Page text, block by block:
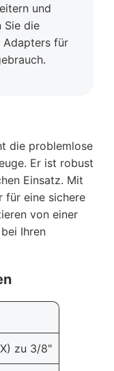
und
Sie die
Adapters für
die problemlose
Er ist robust
Einsatz. Mit
für eine sichere
von einer
Ihren
zu 3/8"